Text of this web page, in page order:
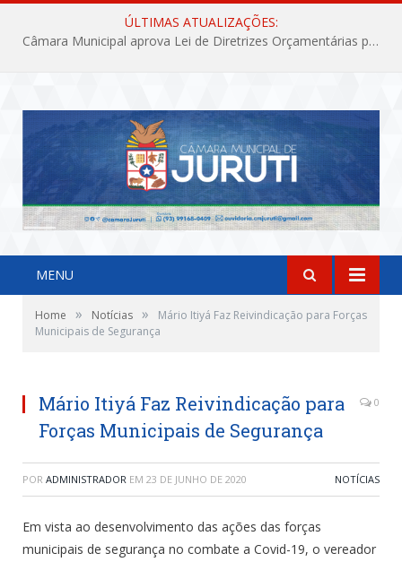
ÚLTIMAS ATUALIZAÇÕES:
Câmara Municipal aprova Lei de Diretrizes Orçamentárias para o exercício financeiro de 2027
MENU
Home » Notícias »
Mário Itiyá Faz Reivindicação para Forças
Municipais de Segurança
Mário Itiyá Faz Reivindicação para
Forças Municipais de Segurança
0
POR ADMINISTRADOR EM 23 DE JUNHO DE 2020 NOTÍCIAS
Em vista ao desenvolvimento das ações das forças
municipais de segurança no combate a Covid-19, o vereador